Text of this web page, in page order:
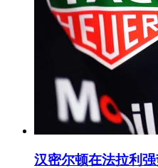
汉密尔顿在法拉利